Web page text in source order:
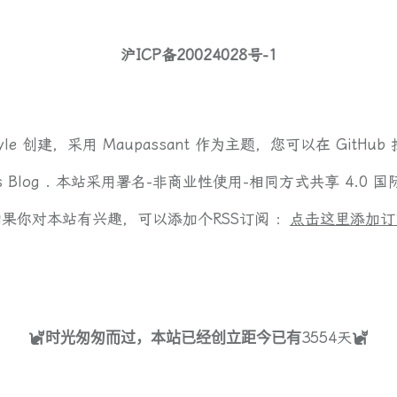
沪ICP备20024028号-1
创建，采用 Maupassant作为主题，您可以在 GitHub
Blog . 本站采用署名-非商业性使用-相同方式共享 4.0 国
你对本站有兴趣，可以添加个RSS订阅 ： 点击这里添加
时光匆匆而过，本站已经创立距今已有3554天